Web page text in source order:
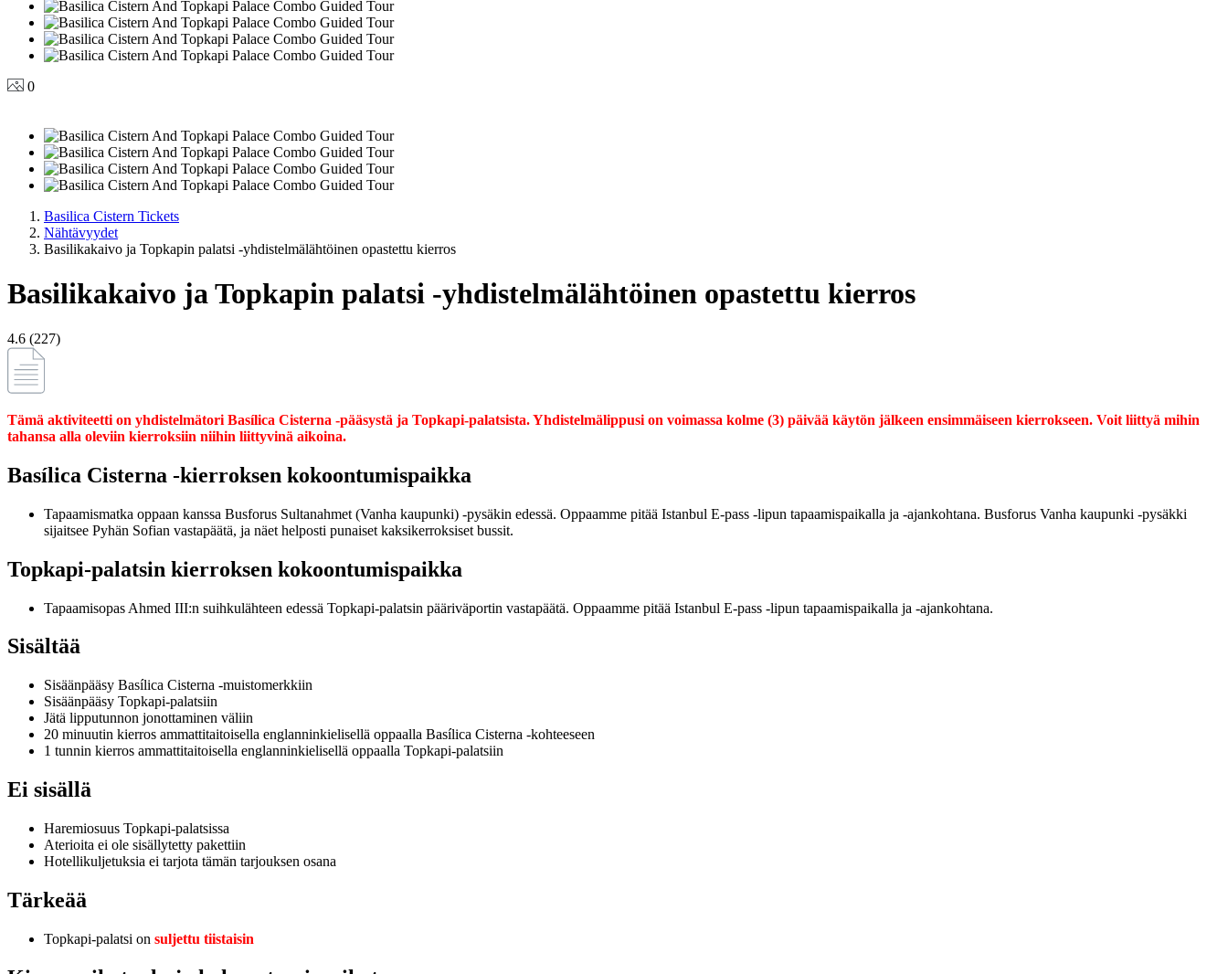
0
Basilica Cistern Tickets
Nähtävyydet
Basilikakaivo ja Topkapin palatsi -yhdistelmälähtöinen opastettu kierros
Basilikakaivo ja Topkapin palatsi -yhdistelmälähtöinen opastettu kierros
4.6 (227)
Tämä aktiviteetti on yhdistelmätori Basílica Cisterna -pääsystä ja Topkapi-palatsista. Yhdistelmälippusi on voimassa kolme (3) päivää käytön jälkeen ensimmäiseen kierrokseen. Voit liittyä mihin
tahansa alla oleviin kierroksiin niihin liittyvinä aikoina.
Basílica Cisterna -kierroksen kokoontumispaikka
Tapaamismatka oppaan kanssa Busforus Sultanahmet (Vanha kaupunki) -pysäkin edessä. Oppaamme pitää Istanbul E-pass -lipun tapaamispaikalla ja -ajankohtana. Busforus Vanha kaupunki -pysäkki
sijaitsee Pyhän Sofian vastapäätä, ja näet helposti punaiset kaksikerroksiset bussit.
Topkapi-palatsin kierroksen kokoontumispaikka
Tapaamisopas Ahmed III:n suihkulähteen edessä Topkapi-palatsin pääriväportin vastapäätä. Oppaamme pitää Istanbul E-pass -lipun tapaamispaikalla ja -ajankohtana.
Sisältää
Sisäänpääsy Basílica Cisterna -muistomerkkiin
Sisäänpääsy Topkapi-palatsiin
Jätä lipputunnon jonottaminen väliin
20 minuutin kierros ammattitaitoisella englanninkielisellä oppaalla Basílica Cisterna -kohteeseen
1 tunnin kierros ammattitaitoisella englanninkielisellä oppaalla Topkapi-palatsiin
Ei sisällä
Haremiosuus Topkapi-palatsissa
Aterioita ei ole sisällytetty pakettiin
Hotellikuljetuksia ei tarjota tämän tarjouksen osana
Tärkeää
Topkapi-palatsi on suljettu tiistaisin